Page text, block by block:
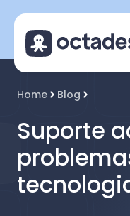
Home Blog
Suporte
Octadesk
Online agora